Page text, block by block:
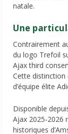
natale.
Une
Contrairement
du logo Trefoil
Ajax third
Cette distinction
d’équipe élite
Disponible
Ajax 2025-2026
historiques